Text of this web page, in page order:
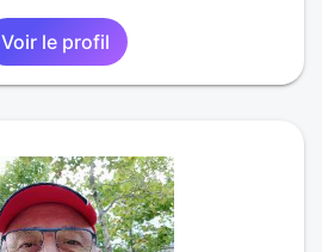
Voir le profil